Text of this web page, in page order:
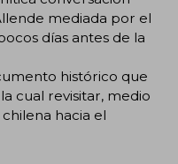
mediada por el
días antes de la
histórico que
cual revisitar, medio
hacia el